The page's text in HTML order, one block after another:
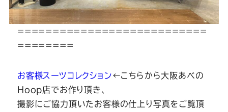
===========================
========
お客様スーツコレクション←こちらから大阪あべの
Hoop店でお作り頂き、
撮影にご協力頂いたお客様の仕上り写真をご覧頂